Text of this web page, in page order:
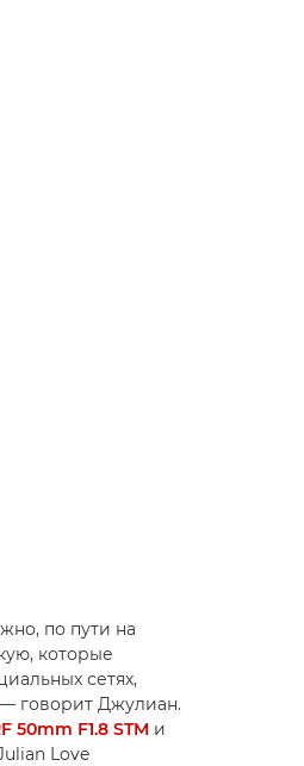
по пути на
которые
сетях,
— говорит Джулиан.
50mm F1.8 STM и
Love